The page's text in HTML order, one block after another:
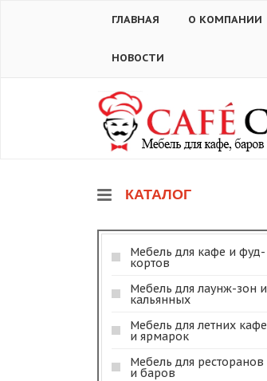
ГЛАВНАЯ О КОМПАНИИ
НОВОСТИ
КАТАЛОГ
Мебель для кафе и фуд-
кортов
Мебель для лаунж-зон и
кальянных
Мебель для летних кафе
и ярмарок
Мебель для ресторанов
и баров